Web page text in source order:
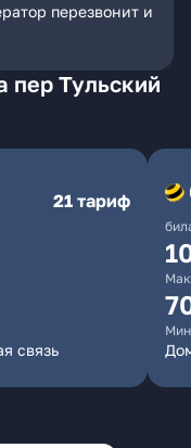
перезвонит и
пер Тульский
21 тариф
связь